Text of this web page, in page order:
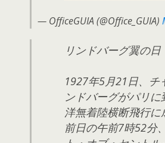
— OfficeGUIA (@Office_GUIA)
リンドバーグ翼の日
1927年5月21日、チ
ンドバーグがパリ
洋無着陸横断飛行に
前日の午前7時52分